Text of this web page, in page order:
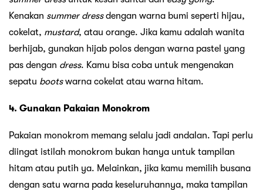
Kenakan summer dressdengan warna bumi seperti hijau,
cokelat, mustard, atau orange. Jika kamu adalah wanita
berhijab, gunakan hijab polos dengan warna pastel yang
pas dengan dress. Kamu bisa coba untuk mengenakan
sepatu bootswarna cokelat atau warna hitam.
4. Gunakan Pakaian Monokrom
Pakaian monokrom memang selalu jadi andalan. Tapi perlu
diingat istilah monokrom bukan hanya untuk tampilan
hitam atau putih ya. Melainkan, jika kamu memilih busana
dengan satu warna pada keseluruhannya, maka tampilan